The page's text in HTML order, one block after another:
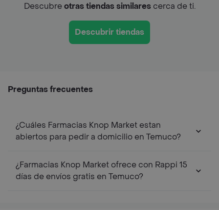
Descubreotras tiendas similarescerca de ti.
Descubrir tiendas
Preguntas frecuentes
¿Cuáles Farmacias Knop Market estan
abiertos para pedir a domicilio en Temuco?
¿Farmacias Knop Market ofrece con Rappi 15
días de envíos gratis en Temuco?